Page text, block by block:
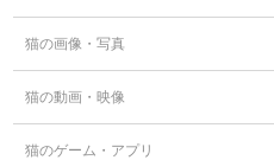
猫の画像・写真
猫の動画・映像
猫のゲーム・アプリ